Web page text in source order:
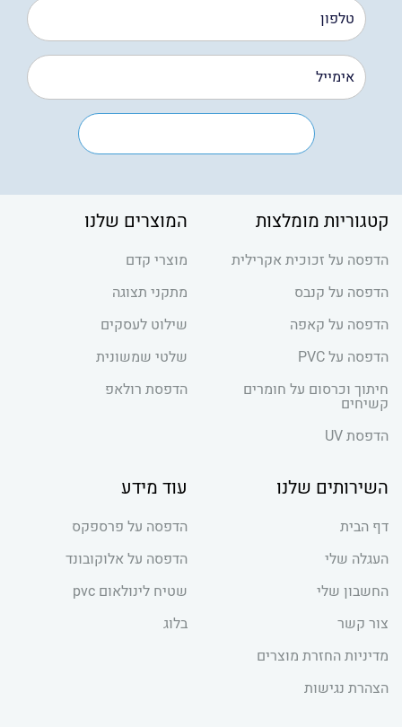
קטגוריות מומלצות
הדפסה על זכוכית אקרילית
הדפסה על קנבס
הדפסה על קאפה
הדפסה על PVC
חיתוך וכרסום על חומרים
קשיחים
הדפסת UV
המוצרים שלנו
מוצרי קדם
מתקני תצוגה
שילוט לעסקים
שלטי שמשונית
הדפסת רולאפ
השירותים שלנו
דף הבית
העגלה שלי
החשבון שלי
צור קשר
מדיניות החזרת מוצרים
הצהרת נגישות
עוד מידע
הדפסה על פרספקס
הדפסה על אלוקובונד
שטיח לינולאום pvc
בלוג